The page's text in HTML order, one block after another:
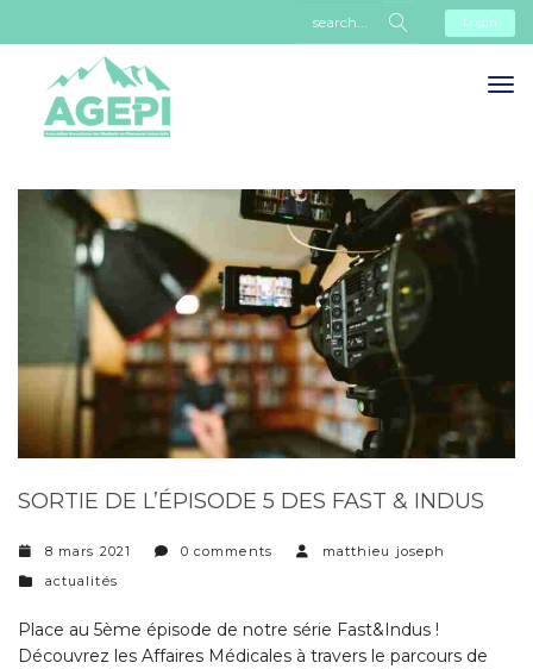
Login
SORTIE DE L’ÉPISODE 5 DES FAST & INDUS
8 mars 2021 0 comments
matthieu joseph
categories
actualités
Place au 5ème épisode de notre série Fast&Indus !
Découvrez les Affaires Médicales à travers le parcours de